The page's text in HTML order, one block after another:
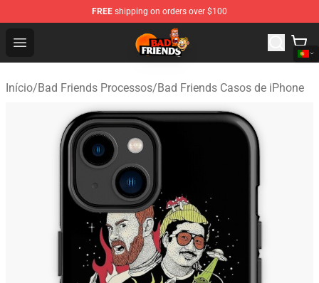
FREE shipping on orders over $100
Open menu
Bad Friends Shop - Official Bad Friends Merchandise
Início/Bad Friends Processos/Bad Friends Casos de iPhone